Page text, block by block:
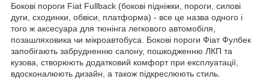
Бокові пороги Fiat Fullback (бокові підніжки, пороги, силові
дуги, сходинки, обвіси, платформа) - все це назва одного і
того ж аксесуара для тюнінга легкового автомобіля,
позашляховика чи мікроавтобуса. Бокові пороги Фіат Фулбек
запобігають забрудненню салону, пошкодженню ЛКП та
кузова, створюють додатковий комфорт при експлуатації,
вдосконалюють дизайн, а також підкреслюють стиль.